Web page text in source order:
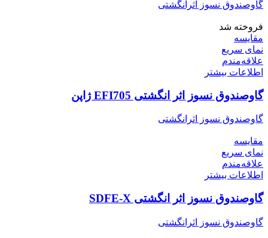
گاوصندوق نسوز اثرانگشتی
فروخته شد
مقایسه
نمای سریع
علاقه‌مندم
اطلاعات بیشتر
گاوصندوق نسوز اثر انگشتی EFI705 ژاپن
گاوصندوق نسوز اثرانگشتی
مقایسه
نمای سریع
علاقه‌مندم
اطلاعات بیشتر
گاوصندوق نسوز اثر انگشتی SDFE-X
گاوصندوق نسوز اثرانگشتی